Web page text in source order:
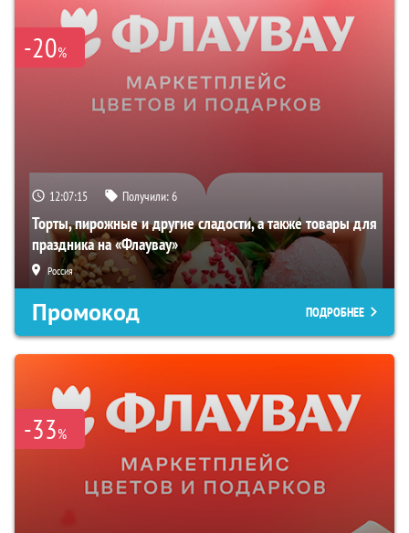
-20%
12:07:14 Получили:6
Торты, пирожные и другие сладости, а также товары для
праздника на «Флаувау»
Россия
Промокод ПОДРОБНЕЕ
-33%